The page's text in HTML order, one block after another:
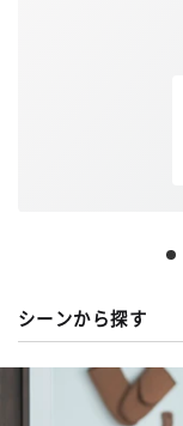
シーンから探す